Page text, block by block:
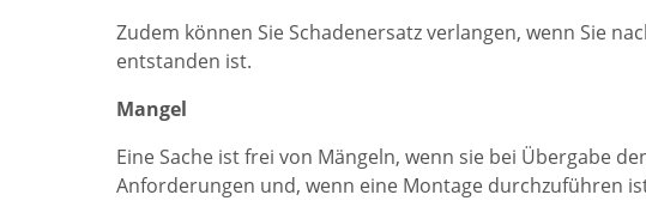
Zudem können Sie Schadenersatz verlangen, wenn Sie
entstanden ist.
Mangel
Eine Sache ist frei von Mängeln, wenn sie bei Übergabe
Anforderungen und, wenn eine Montage durchzuführen